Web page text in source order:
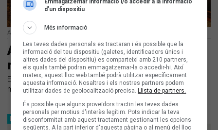
Amulet al videoclip d'«Es desastre»
Amulet fa una radiografia d'una
ruptura amb «Es desastre»
Estrenem el tema que dona nom al nou disc del cantant
mallorquí, 'Es desastre', previst per demà
ENTREVISTES
d’un dispositiu
Més informació
Les teves dades personals es tractaran i és possible que la
informació del teu dispositiu (galetes, identificadors únics i
altres dades del dispositiu) es comparteixi amb 210 partners,
els quals també podran emmagatzemar-la o accedir-hi. Així
mateix, aquest lloc web també podrà utilitzar específicament
aquesta informació. Nosaltres i els nostres partners podem
utilitzar dades de geolocalització precisa.Llista de partners.
És possible que alguns proveïdors tractin les teves dades
personals per motius d'interès legítim. Pots indicar la teva
disconformitat amb aquest tractament gestionant les opcions
següents. A la part inferior d'aquesta pàgina o al menú del lloc